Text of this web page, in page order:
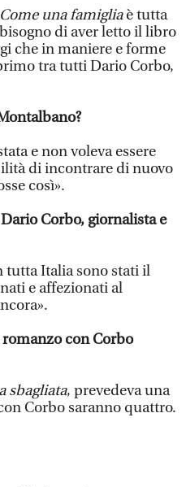
Come una famigliaè tutta
bisogno di aver letto il libro
che in maniere e forme
tra tutti Dario Corbo,
e non voleva essere
di incontrare di nuovo
così».
Corbo, giornalista e
tutta Italia sono stati il
e affezionati al
con Corbo
sbagliata, prevedeva una
Corbo saranno quattro.